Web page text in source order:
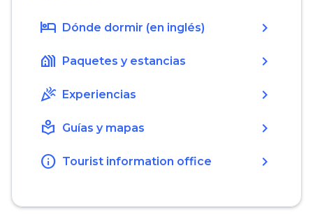
hotel Dónde dormir (en inglés) chevron_right
holiday_village Paquetes y estancias chevron_right
celebration Experiencias chevron_right
local_library Guías y mapas chevron_right
info Tourist information office chevron_right